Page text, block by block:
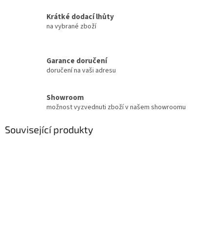
Krátké dodací lhůty
na vybrané zboží
Garance doručení
doručení na vaši adresu
Showroom
možnost vyzvednuti zboží v našem showroomu
Související produkty